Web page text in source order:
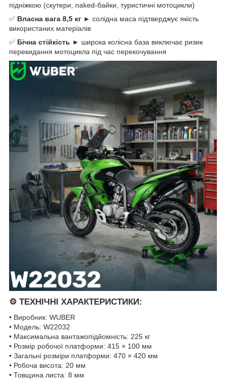
підніжкою (скутери, naked-байки, туристичні мотоцикли)
✅ Власна вага 8,5 кг ► солідна маса підтверджує якість
використаних матеріалів
✅ Бічна стійкість ► широка колісна база виключає ризик
перекидання мотоцикла під час перекочування
⚙️ ТЕХНІЧНІ ХАРАКТЕРИСТИКИ:
• Виробник: WUBER
• Модель: W22032
• Максимальна вантажопідйомність: 225 кг
• Розмір робочої платформи: 415 × 100 мм
• Загальні розміри платформи: 470 × 420 мм
• Робоча висота: 20 мм
• Товщина листа: 8 мм